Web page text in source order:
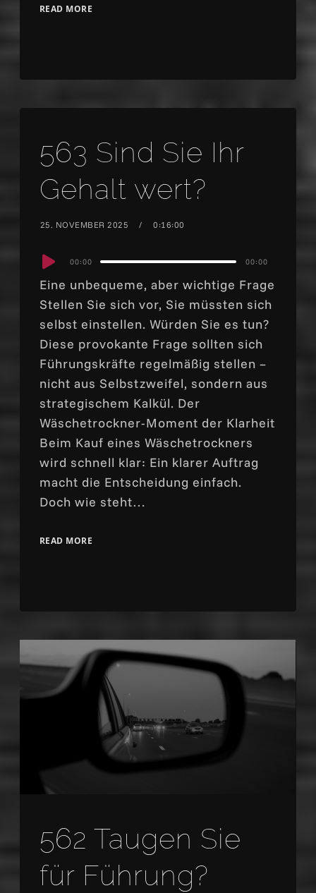
READ MORE
563 Sind Sie Ihr
Gehalt wert?
25. NOVEMBER 2025 0:16:00
Audio00:00 00:00
Eine unbequeme, aber wichtige Frage
Stellen Sie sich vor, Sie müssten sich
selbst einstellen. Würden Sie es tun?
Diese provokante Frage sollten sich
Führungskräfte regelmäßig stellen –
nicht aus Selbstzweifel, sondern aus
strategischem Kalkül. Der
Wäschetrockner-Moment der Klarheit
Beim Kauf eines Wäschetrockners
wird schnell klar: Ein klarer Auftrag
macht die Entscheidung einfach.
Doch wie steht…
READ MORE
562 Taugen Sie
für Führung?